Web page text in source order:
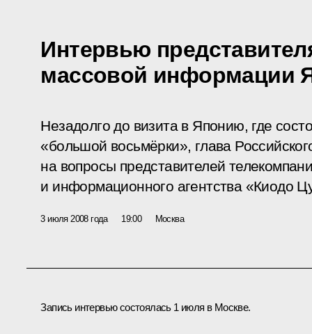
Интервью
массовой информации
Незадолго до визита в Японию, где
«большой восьмёрки», глава
на вопросы представителей
и информационного агентства «Киодо
3 июля 2008 года 19:00 Москва
Запись интервью состоялась 1 июля в Москве.